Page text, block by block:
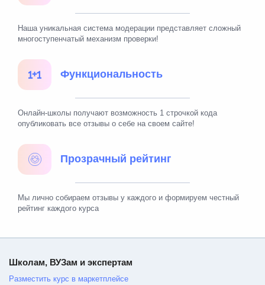
Наша уникальная система модерации представляет сложный
многоступенчатый механизм проверки!
Функциональность
Онлайн-школы получают возможность 1 строчкой кода
опубликовать все отзывы о себе на своем сайте!
Прозрачный рейтинг
Мы лично собираем отзывы у каждого и формируем честный
рейтинг каждого курса
Школам, ВУЗам и экспертам
Разместить курс в маркетплейсе